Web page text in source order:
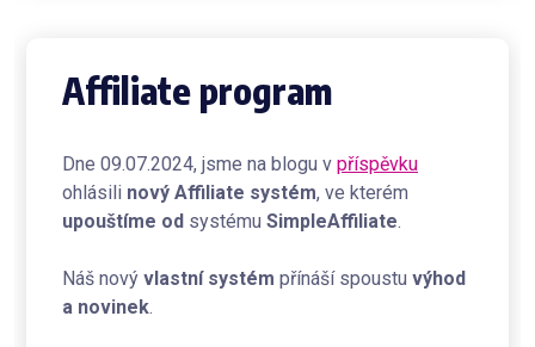
Affiliate program
Dne 09.07.2024, jsme na blogu v příspěvku
ohlásili nový Affiliate systém, ve kterém
upouštíme od systému SimpleAffiliate.
Náš nový vlastní systém přínáší spoustu výhod
a novinek.